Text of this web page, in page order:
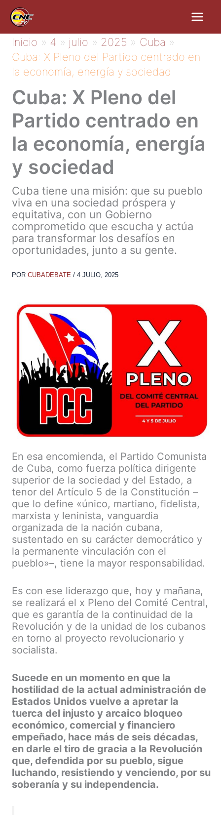
contenido
Inicio 4 julio 2025
Cuba
Cuba: X Pleno del Partido centrado en
la economía, energía y sociedad
Cuba: X Pleno del
Partido centrado en
la economía, energía
y sociedad
Cuba tiene una misión: que su pueblo
viva en una sociedad próspera y
equitativa, con un Gobierno
comprometido que escucha y actúa
para transformar los desafíos en
oportunidades, junto a su gente.
POR CUBADEBATE / 4 JULIO, 2025
En esa encomienda, el Partido Comunista
de Cuba, como fuerza política dirigente
superior de la sociedad y del Estado, a
tenor del Artículo 5 de la Constitución –
que lo define «único, martiano, fidelista,
marxista y leninista, vanguardia
organizada de la nación cubana,
sustentado en su carácter democrático y
la permanente vinculación con el
pueblo»–, tiene la mayor responsabilidad.
Es con ese liderazgo que, hoy y mañana,
se realizará el x Pleno del Comité Central,
que es garantía de la continuidad de la
Revolución y de la unidad de los cubanos
en torno al proyecto revolucionario y
socialista.
Sucede en un momento en que la
hostilidad de la actual administración de
Estados Unidos vuelve a apretar la
tuerca del injusto y arcaico bloqueo
económico, comercial y financiero
empeñado, hace más de seis décadas,
en darle el tiro de gracia a la Revolución
que, defendida por su pueblo, sigue
luchando, resistiendo y venciendo, por su
soberanía y su independencia.